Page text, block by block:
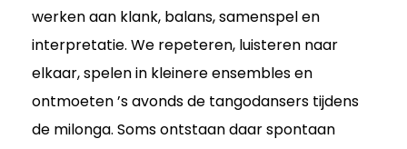
werken aan klank, balans, samenspel en
interpretatie. We repeteren, luisteren naar
elkaar, spelen in kleinere ensembles en
ontmoeten ’s avonds de tangodansers tijdens
de milonga. Soms ontstaan daar spontaan